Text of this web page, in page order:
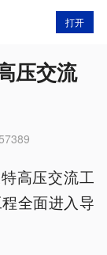
打开
压交流
高压交流工
全面进入导